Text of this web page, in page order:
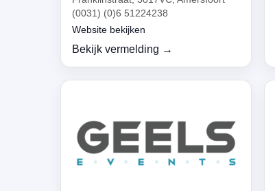
(0031) (0)6 51224238
Website bekijken
Bekijk vermelding →